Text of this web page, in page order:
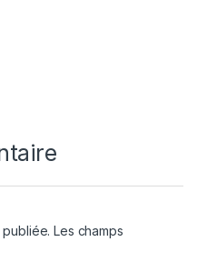
Les champs